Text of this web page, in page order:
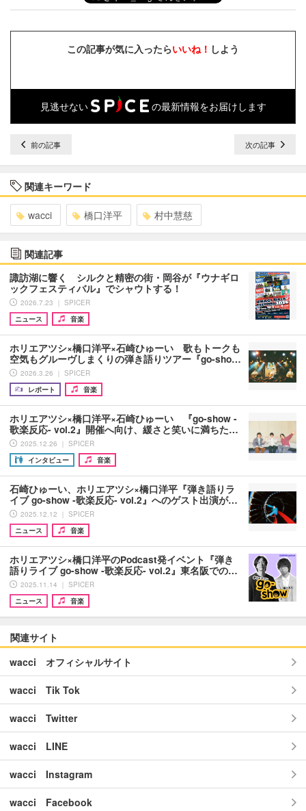
この記事が気に入ったらいいね！ しよう
見逃せない の最新情報をお届けします
前の記事 次の記事
関連キーワード
wacci 橋口洋平 村中慧慈
関連記事
諏訪湖に響く シルクと精密の街・岡谷が『ウナギロ
ックフェスティバル』でシャウトする！
2026.7.23 ｜ SPICER
ニュース
音楽
ホリエアツシ×橋口洋平×石崎ひゅーい 歌もトークも
空気もグルーヴしまくりの弾き語りツアー『go-sho…
2026.3.26 ｜ SPICER
レポート
音楽
ホリエアツシ×橋口洋平×石崎ひゅーい 『go-show -
歌楽反応- vol.2』開催へ向け、緩さと笑いに満ちた…
2025.12.26 ｜ SPICER
インタビュー
音楽
石崎ひゅーい、ホリエアツシ×橋口洋平『弾き語りラ
イブ go-show ‐歌楽反応‐ vol.2』へのゲスト出演が…
2025.12.12 ｜ SPICER
ニュース
音楽
ホリエアツシ×橋口洋平のPodcast発イベント『弾き
語りライブ go-show ‐歌楽反応‐ vol.2』東名阪での…
2025.11.14 ｜ SPICER
ニュース
音楽
関連サイト
wacci オフィシャルサイト
wacci Tik Tok
wacci Twitter
wacci LINE
wacci Instagram
wacci Facebook